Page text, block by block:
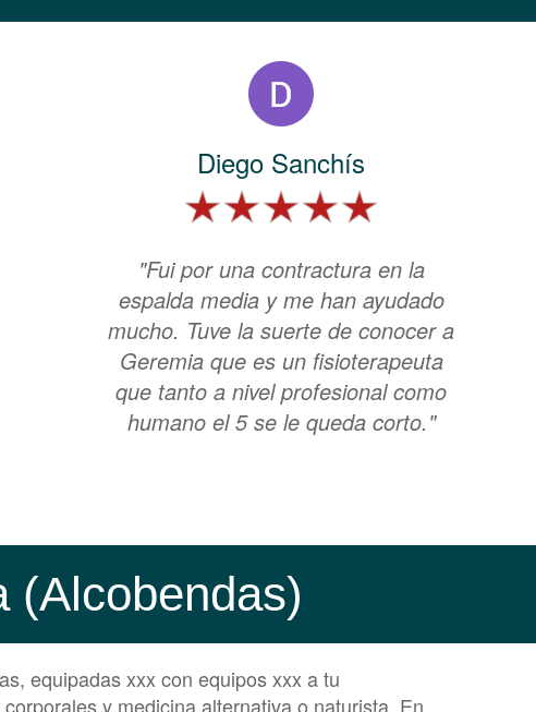
Diego Sanchís
"Fui por una contractura en la
espalda media y me han ayudado
mucho. Tuve la suerte de conocer a
Geremia que es un fisioterapeuta
que tanto a nivel profesional como
humano el 5 se le queda corto."
(Alcobendas)
equipadas xxx con equipos xxx a tu
y medicina alternativa o naturista. En